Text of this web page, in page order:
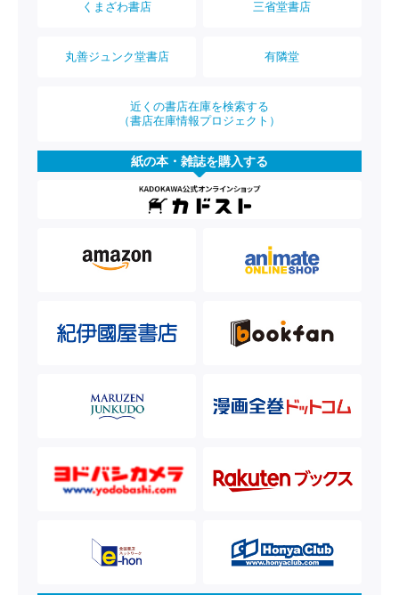
くまざわ書店 三省堂書店
丸善ジュンク堂書店 有隣堂
近くの書店在庫を検索する
（書店在庫情報プロジェクト）
紙の本・雑誌を購入する